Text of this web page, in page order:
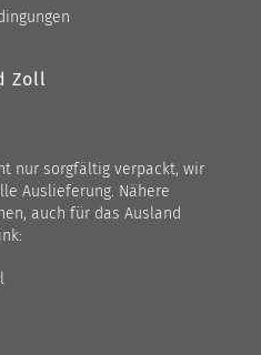
Zoll
nur sorgfältig verpackt, wir
Auslieferung. Nähere
auch für das Ausland